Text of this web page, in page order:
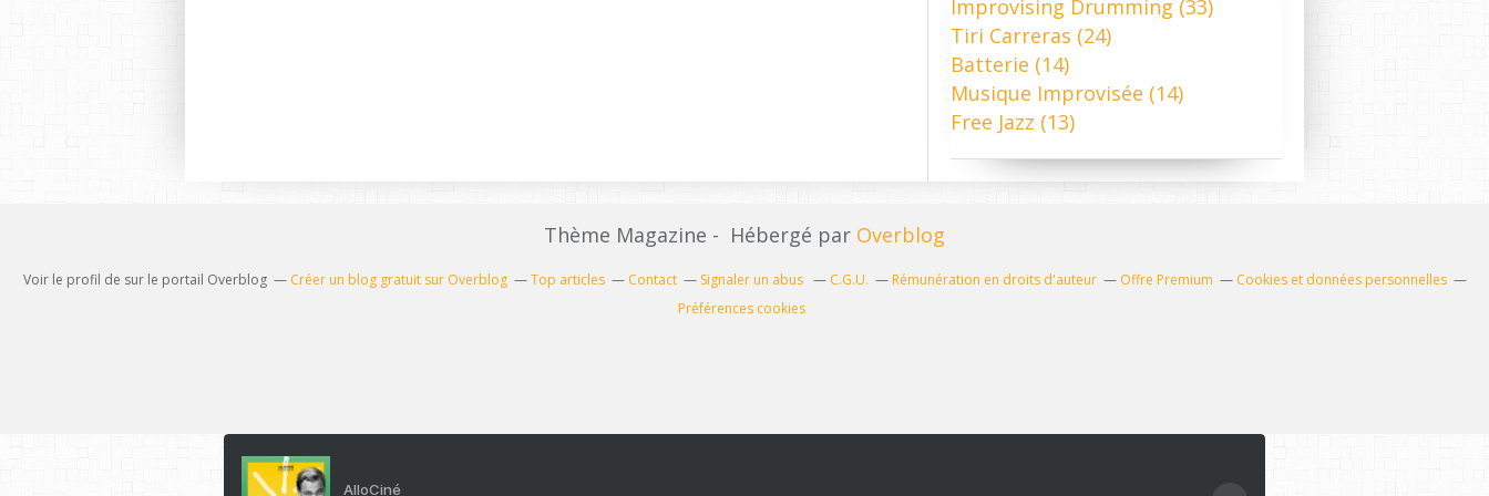
Improvising Drumming (33)
Tiri Carreras (24)
Batterie (14)
Musique Improvisée (14)
Free Jazz (13)
Thème Magazine - Hébergé par Overblog
Voir le profil de sur le portail Overblog Créer un blog gratuit sur Overblog Top articles Contact Signaler un abus C.G.U. Rémunération en droits d'auteur Offre Premium
Cookies et données personnelles
Préférences cookies
AlloCiné